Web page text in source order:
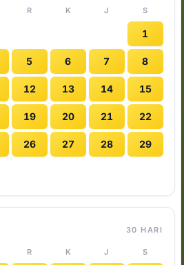
R K J S
1
5 6 7 8
12 13 14 15
19 20 21 22
26 27 28 29
30 HARI
R K J S